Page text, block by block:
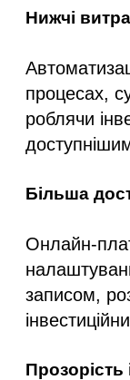
Нижчі
процесах,
роблячи
Більша
Онлайн-
записом,
Прозорість